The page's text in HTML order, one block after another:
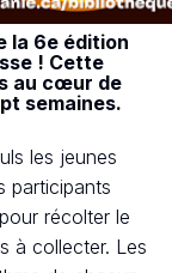
la 6e édition
! Cette
au cœur de
semaines.
les jeunes
participants
récolter le
à collecter. Les